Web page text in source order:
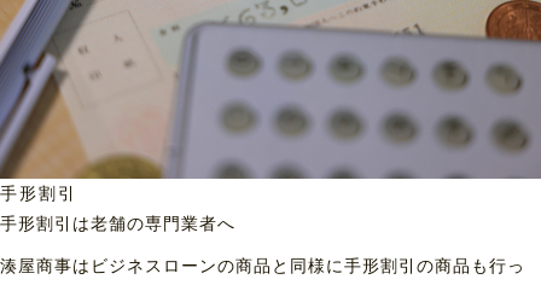
手形割引
手形割引は老舗の専門業者へ
湊屋商事はビジネスローンの商品と同様に手形割引の商品も行っ